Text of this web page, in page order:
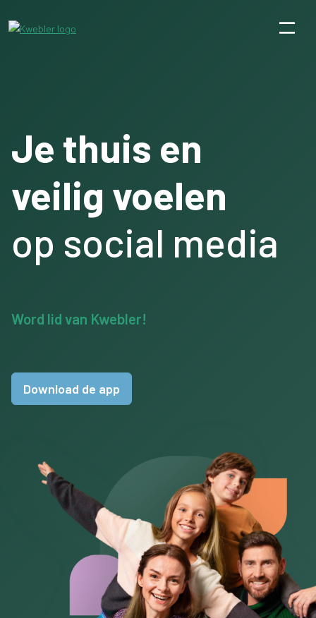
Je thuis en
veilig voelen
op social media
Word lid van Kwebler!
Download de app